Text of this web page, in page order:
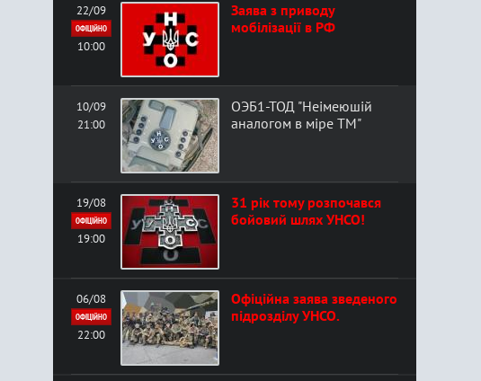
22/09
ОФІЦІЙНО
10:00
Заява з приводу
мобілізації в РФ
10/09
21:00
ОЭБ1-ТОД "Неімеюшій
аналогом в міре ТМ"
19/08
ОФІЦІЙНО
19:00
31 рік тому розпочався
бойовий шлях УНСО!
06/08
ОФІЦІЙНО
22:00
Офіційна заява зведеного
підрозділу УНСО.